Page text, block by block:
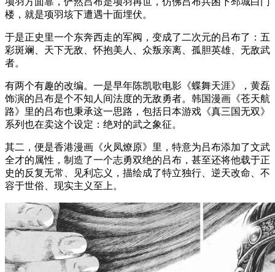
楼，就是项羽垓下遭遇十面埋伏。
于是正史里一个东奔西走的军阀，变成了二次元的吕布了：五
彩斑斓、天下无敌、怀抱美人、众叛亲离、孤胆英雄、无敌武
者。
有两个有趣的改编。一是早年陈凯歌电影《蝶舞天涯》，黄磊
饰演的吕布是个不知人间法度的无敌勇者。韩国漫画《苍天航
路》里的吕布也秉承这一思路，包括日本游戏《真三国无双》
系列也在卖这个设定：绝对的武之象征。
其二，便是香港漫画《火凤燎原》里，特意为吕布添加了文武
全才的属性，制造了一个志勇双绝的吕布，甚至还将他载于正
史的反复无常、见利忘义，描绘成了特立独行、逆天改命、不
容于世俗、现实主义至上。